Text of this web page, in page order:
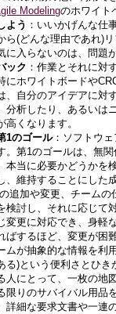
Modelingのホワイト
よう ：いいかげんな仕
ら(どんな理由であれ)
に入らないのは、問題
ック ：作業とそれに対
にホワイトボードや
、自分のアイデアに対
分析したり、あるいは
くなります。
1のゴール：ソフトウ
。第1のゴールは、無
本当に必要かどうかを
、維持することにし
追加や変更、チーム
検討し、それに応じて
変更に対応でき、身軽
ばするほど、変更が困
ムが抽象的な情報を利
る)という便利さとひ
人にとって、一枚の地
限りのサバイバル用品
詳細な要求文書や一連